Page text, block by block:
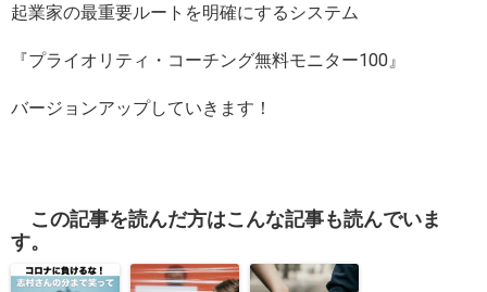
起業家の最重要ルートを明確にするシステム
『プライオリティ・コーチング無料モニター100』
バージョンアップしていきます！
この記事を読んだ方はこんな記事も読んでいま
す。